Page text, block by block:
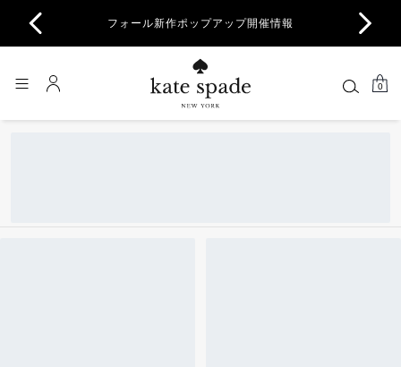
フォール新作ポップアップ開催情報
0